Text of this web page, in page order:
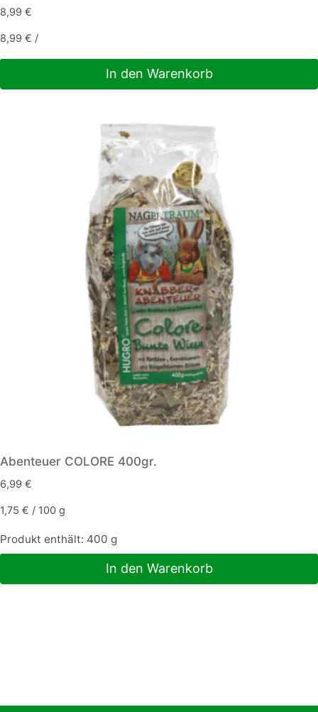
8,99 €
8,99 € /
In den Warenkorb
Abenteuer COLORE 400gr.
6,99 €
1,75 € / 100 g
Produkt enthält: 400 g
In den Warenkorb